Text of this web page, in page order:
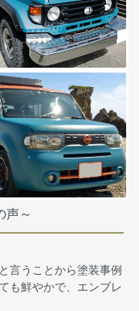
声～
言うことから塗装事例
も鮮やかで、エンブレ